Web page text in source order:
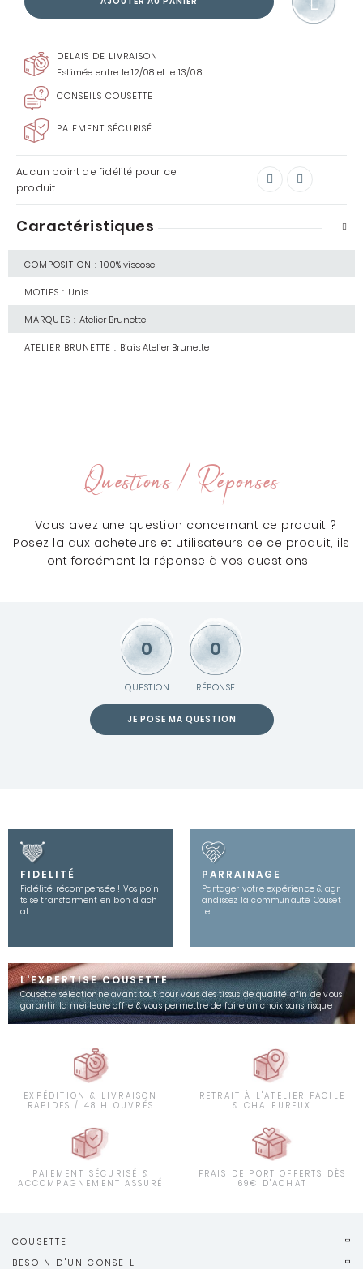
DELAIS DE LIVRAISON
Estimée entre le 12/08 et le 13/08
CONSEILS COUSETTE
PAIEMENT SÉCURISÉ
Aucun point de fidélité pour ce
produit.
Caractéristiques
COMPOSITION : 100% viscose
MOTIFS : Unis
MARQUES : Atelier Brunette
ATELIER BRUNETTE : Biais Atelier Brunette
Questions / Réponses
Vous avez une question concernant ce produit ?
Posez la aux acheteurs et utilisateurs de ce produit, ils
ont forcément la réponse à vos questions
0
QUESTION
0
RÉPONSE
JE POSE MA QUESTION
FIDELITÉ
Fidélité récompensée ! Vos poin
ts se transforment en bon d’ach
at
PARRAINAGE
Partager votre expérience & agr
andissez la communauté Couset
te
L'EXPERTISE COUSETTE
Cousette sélectionne avant tout pour vous des tissus de qualité afin de vous
garantir la meilleure offre & vous permettre de faire un choix sans risque
EXPÉDITION & LIVRAISON
RAPIDES / 48 H OUVRÉS
RETRAIT À L'ATELIER FACILE
& CHALEUREUX
PAIEMENT SÉCURISÉ &
ACCOMPAGNEMENT ASSURÉ
FRAIS DE PORT OFFERTS DÈS
69€ D'ACHAT
COUSETTE
BESOIN D'UN CONSEIL